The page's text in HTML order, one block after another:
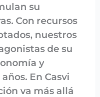
su
Con recursos
nuestros
de su
y
En Casvi
va más allá